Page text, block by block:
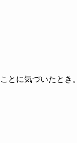
とに気づいたとき。